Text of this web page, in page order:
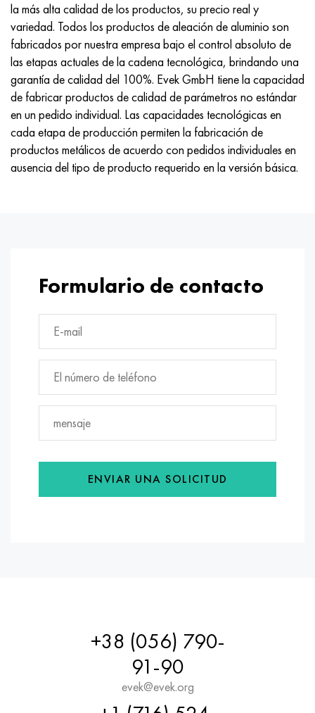
la más alta calidad de los productos, su precio real y
variedad. Todos los productos de aleación de aluminio son
fabricados por nuestra empresa bajo el control absoluto de
las etapas actuales de la cadena tecnológica, brindando una
garantía de calidad del 100%. Evek GmbH tiene la capacidad
de fabricar productos de calidad de parámetros no estándar
en un pedido individual. Las capacidades tecnológicas en
cada etapa de producción permiten la fabricación de
productos metálicos de acuerdo con pedidos individuales en
ausencia del tipo de producto requerido en la versión básica.
Formulario de contacto
ENVIAR UNA SOLICITUD
+38 (056) 790-
91-90
evek@evek.org